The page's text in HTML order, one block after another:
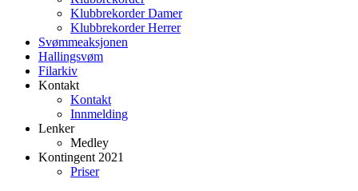
Klubbrekorder Damer
Klubbrekorder Herrer
Svømmeaksjonen
Hallingsvøm
Filarkiv
Kontakt
Kontakt
Innmelding
Lenker
Medley
Kontingent 2021
Priser